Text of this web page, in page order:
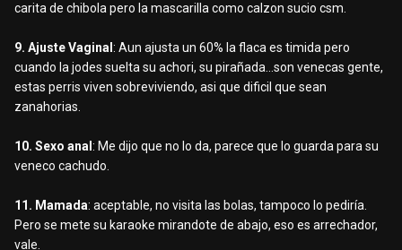
carita de chibola pero la mascarilla como calzon sucio csm.
9. Ajuste Vaginal : Aun ajusta un 60% la flaca es timida pero
cuando la jodes suelta su achori, su pirañada...son venecas gente,
estas perris viven sobreviviendo, asi que dificil que sean
zanahorias.
10. Sexo anal : Me dijo que no lo da, parece que lo guarda para su
veneco cachudo.
11. Mamada: aceptable, no visita las bolas, tampoco lo pediría.
Pero se mete su karaoke mirandote de abajo, eso es arrechador,
vale.